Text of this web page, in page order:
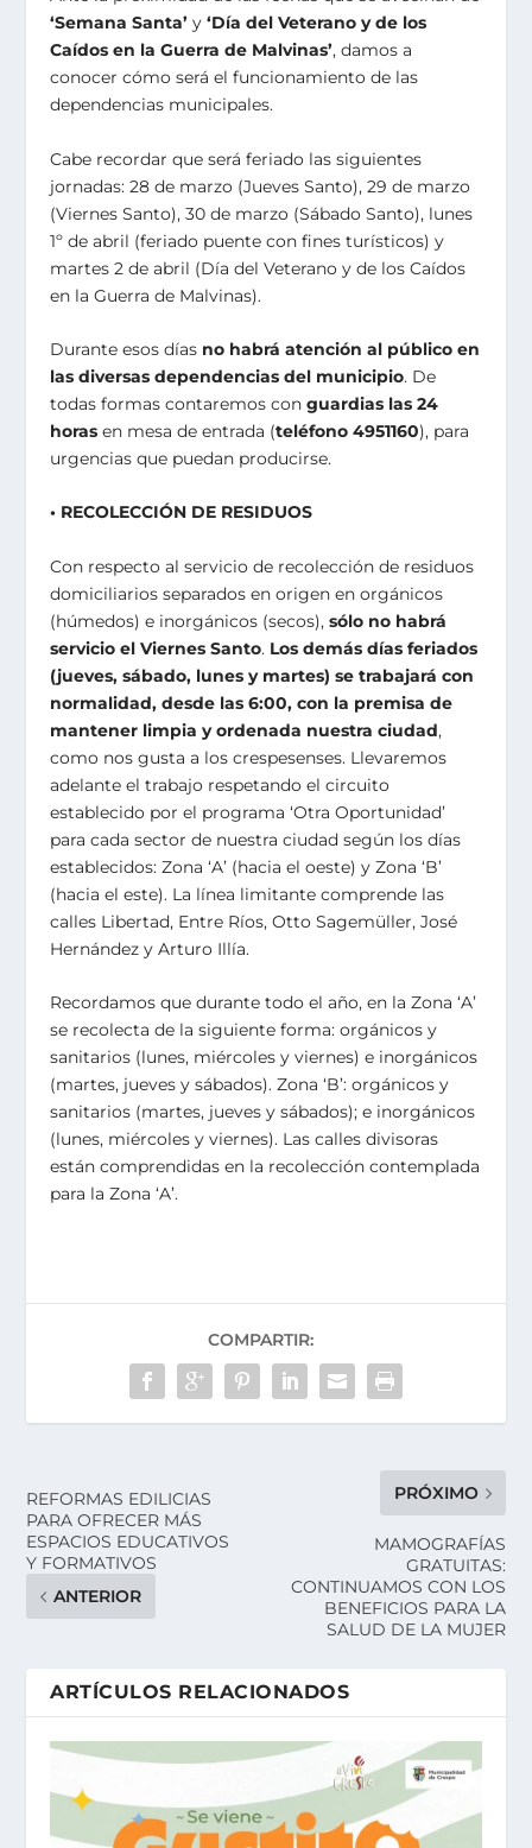
‘Semana Santa’ y‘Día del Veterano y de los
Caídos en la Guerra de Malvinas’, damos a
conocer cómo será el funcionamiento de las
dependencias municipales.
Cabe recordar que será feriado las siguientes
jornadas: 28 de marzo (Jueves Santo), 29 de marzo
(Viernes Santo), 30 de marzo (Sábado Santo), lunes
1º de abril (feriado puente con fines turísticos) y
martes 2 de abril (Día del Veterano y de los Caídos
en la Guerra de Malvinas).
Durante esos días no habrá atención al público en
las diversas dependencias del municipio. De
todas formas contaremos conguardias las 24
horas en mesa de entrada (teléfono 4951160), para
urgencias que puedan producirse.
• RECOLECCIÓN DE RESIDUOS
Con respecto al servicio de recolección de residuos
domiciliarios separados en origen en orgánicos
(húmedos) e inorgánicos (secos),sólo no habrá
servicio el Viernes Santo. Los demás días feriados
(jueves, sábado, lunes y martes) se trabajará con
normalidad, desde las 6:00, con la premisa de
mantener limpia y ordenada nuestra ciudad,
como nos gusta a los crespesenses. Llevaremos
adelante el trabajo respetando el circuito
establecido por el programa ‘Otra Oportunidad’
para cada sector de nuestra ciudad según los días
establecidos: Zona ‘A’ (hacia el oeste) y Zona ‘B’
(hacia el este). La línea limitante comprende las
calles Libertad, Entre Ríos, Otto Sagemüller, José
Hernández y Arturo Illía.
Recordamos que durante todo el año, en la Zona ‘A’
se recolecta de la siguiente forma: orgánicos y
sanitarios (lunes, miércoles y viernes) e inorgánicos
(martes, jueves y sábados). Zona ‘B’: orgánicos y
sanitarios (martes, jueves y sábados); e inorgánicos
(lunes, miércoles y viernes). Las calles divisoras
están comprendidas en la recolección contemplada
para la Zona ‘A’.
COMPARTIR:
REFORMAS EDILICIAS
PARA OFRECER MÁS
ESPACIOS EDUCATIVOS
Y FORMATIVOS
ANTERIOR
PRÓXIMO
MAMOGRAFÍAS
GRATUITAS:
CONTINUAMOS CON LOS
BENEFICIOS PARA LA
SALUD DE LA MUJER
ARTÍCULOS RELACIONADOS